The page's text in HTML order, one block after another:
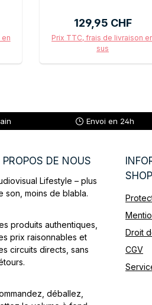
en
Prix régulier :
129,95 CHF
Prix TTC, frais de livraison
sus
Envoi en 24h
PROPOS DE NOUS
Lifestyle – plus
son, moins de blabla.
produits authentiques,
prix raisonnables et
circuits directs, sans
déballez,
Droit
CGV